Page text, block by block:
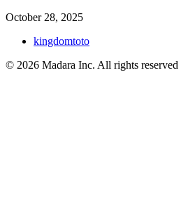
October 28, 2025
kingdomtoto
© 2026 Madara Inc. All rights reserved